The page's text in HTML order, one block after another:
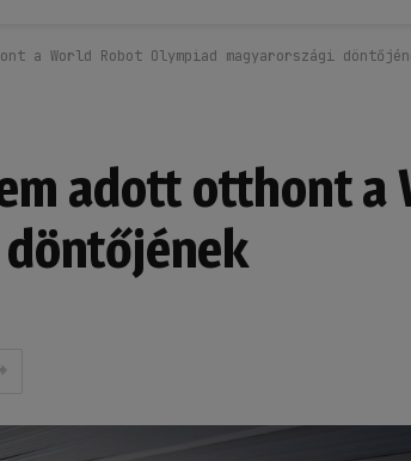
a World Robot Olympiad magyarországi
adott otthont a